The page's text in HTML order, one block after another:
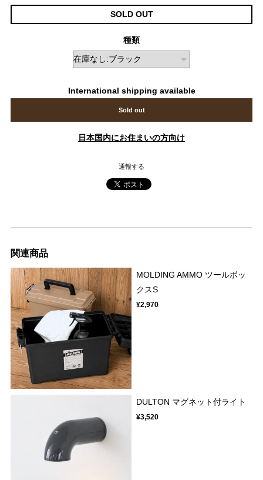
SOLD OUT
種類
International shipping available
Sold out
日本国内にお住まいの方向け
通報する
関連商品
MOLDING AMMO ツールボッ
クスS
¥2,970
DULTON マグネット付ライト
¥3,520